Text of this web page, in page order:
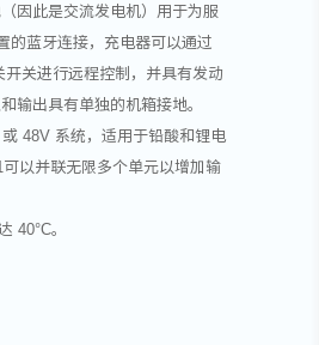
因此是交流发电机）用于为服
的蓝牙连接，充电器可以通过
关进行远程控制，并具有发动
输出具有单独的机箱接地。
48V 系统，适用于铅酸和锂电
以并联无限多个单元以增加输
40°C。